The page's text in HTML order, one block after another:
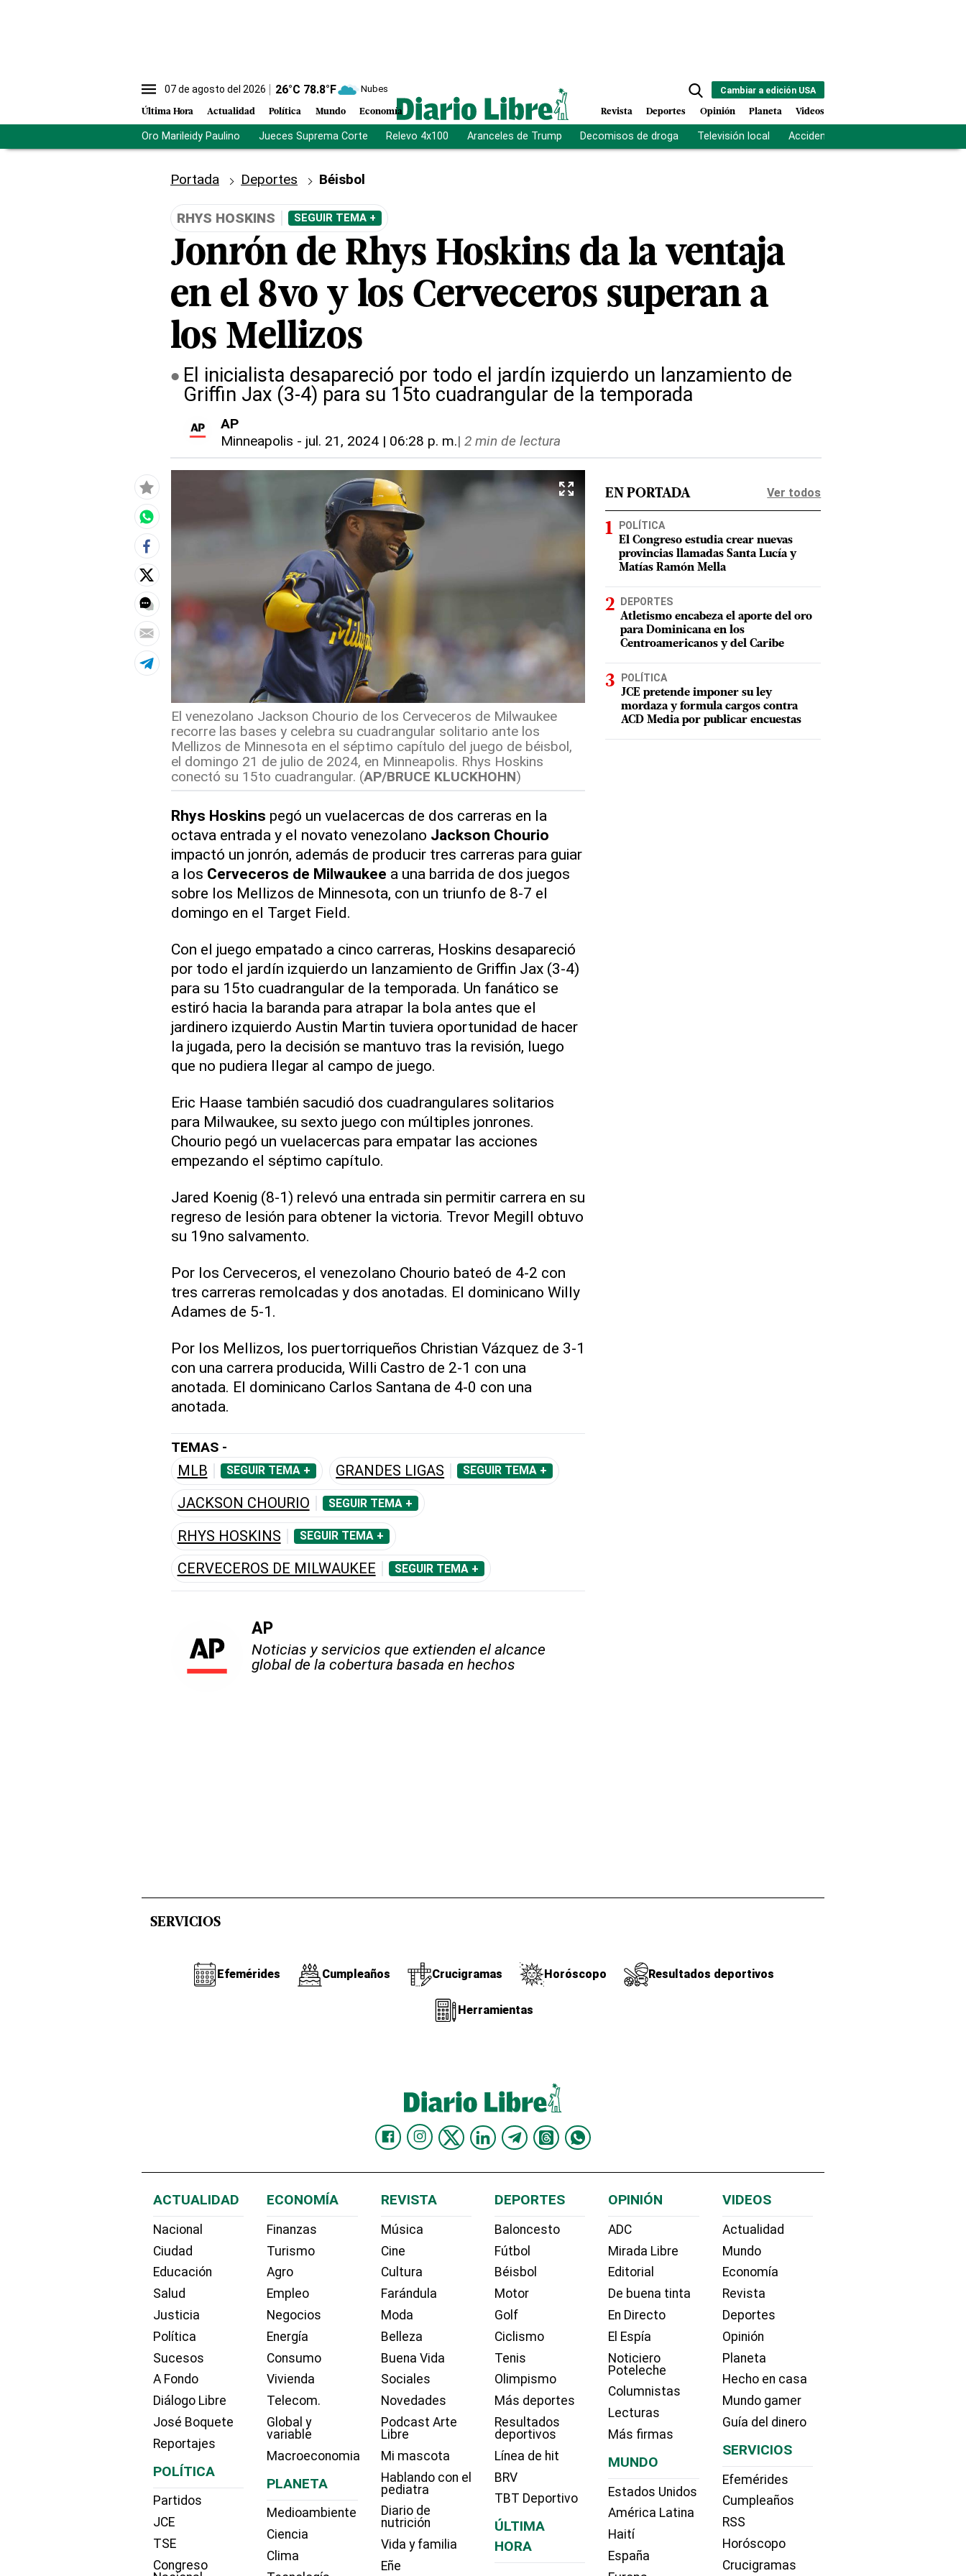
07 de agosto del 2026 26°C 78.8°F Nubes
Última Hora Actualidad Política Mundo Economía
Cambiar a edición USA
Revista Deportes Opinión Planeta Videos
Oro Marileidy Paulino Jueces Suprema Corte Relevo 4x100 Aranceles de Trump Decomisos de droga Televisión local Accidente Los Ríos
Portada Deportes Béisbol
RHYS HOSKINS SEGUIR TEMA +
Jonrón de Rhys Hoskins da la ventaja
en el 8vo y los Cerveceros superan a
los Mellizos
El inicialista desapareció por todo el jardín izquierdo un lanzamiento de
Griffin Jax (3-4) para su 15to cuadrangular de la temporada
AP
Minneapolis - jul. 21, 2024 | 06:28 p. m.| 2 min de lectura
El venezolano Jackson Chourio de los Cerveceros de Milwaukee
recorre las bases y celebra su cuadrangular solitario ante los
Mellizos de Minnesota en el séptimo capítulo del juego de béisbol,
el domingo 21 de julio de 2024, en Minneapolis. Rhys Hoskins
conectó su 15to cuadrangular. (AP/BRUCE KLUCKHOHN)
Rhys Hoskins pegó un vuelacercas de dos carreras en la
octava entrada y el novato venezolano Jackson Chourio
impactó un jonrón, además de producir tres carreras para guiar
a los Cerveceros de Milwaukee a una barrida de dos juegos
sobre los Mellizos de Minnesota, con un triunfo de 8-7 el
domingo en el Target Field.
Con el juego empatado a cinco carreras, Hoskins desapareció
por todo el jardín izquierdo un lanzamiento de Griffin Jax (3-4)
para su 15to cuadrangular de la temporada. Un fanático se
estiró hacia la baranda para atrapar la bola antes que el
jardinero izquierdo Austin Martin tuviera oportunidad de hacer
la jugada, pero la decisión se mantuvo tras la revisión, luego
que no pudiera llegar al campo de juego.
Eric Haase también sacudió dos cuadrangulares solitarios
para Milwaukee, su sexto juego con múltiples jonrones.
Chourio pegó un vuelacercas para empatar las acciones
empezando el séptimo capítulo.
Jared Koenig (8-1) relevó una entrada sin permitir carrera en su
regreso de lesión para obtener la victoria. Trevor Megill obtuvo
su 19no salvamento.
Por los Cerveceros, el venezolano Chourio bateó de 4-2 con
tres carreras remolcadas y dos anotadas. El dominicano Willy
Adames de 5-1.
Por los Mellizos, los puertorriqueños Christian Vázquez de 3-1
con una carrera producida, Willi Castro de 2-1 con una
anotada. El dominicano Carlos Santana de 4-0 con una
anotada.
TEMAS -
MLB SEGUIR TEMA + GRANDES LIGAS SEGUIR TEMA +
JACKSON CHOURIO SEGUIR TEMA +
RHYS HOSKINS SEGUIR TEMA +
CERVECEROS DE MILWAUKEE SEGUIR TEMA +
AP
Noticias y servicios que extienden el alcance
global de la cobertura basada en hechos
EN PORTADA Ver todos
POLÍTICA
El Congreso estudia crear nuevas
provincias llamadas Santa Lucía y
Matías Ramón Mella
DEPORTES
Atletismo encabeza el aporte del oro
para Dominicana en los
Centroamericanos y del Caribe
POLÍTICA
JCE pretende imponer su ley
mordaza y formula cargos contra
ACD Media por publicar encuestas
SERVICIOS
Efemérides Cumpleaños Crucigramas Horóscopo Resultados deportivos
Herramientas
ACTUALIDAD
Nacional
Ciudad
Educación
Salud
Justicia
Política
Sucesos
A Fondo
Diálogo Libre
José Boquete
Reportajes
POLÍTICA
Partidos
JCE
TSE
Congreso
ECONOMÍA
Finanzas
Turismo
Agro
Empleo
Negocios
Energía
Consumo
Vivienda
Telecom.
Global y
variable
Macroeconomia
PLANETA
Medioambiente
Ciencia
Clima
REVISTA
Música
Cine
Cultura
Farándula
Moda
Belleza
Buena Vida
Sociales
Novedades
Podcast Arte
Libre
Mi mascota
Hablando con el
pediatra
Diario de
nutrición
Vida y familia
Eñe
DEPORTES
Baloncesto
Fútbol
Béisbol
Motor
Golf
Ciclismo
Tenis
Olimpismo
Más deportes
Resultados
deportivos
Línea de hit
BRV
TBT Deportivo
ÚLTIMA
HORA
OPINIÓN
ADC
Mirada Libre
Editorial
De buena tinta
En Directo
El Espía
Noticiero
Poteleche
Columnistas
Lecturas
Más firmas
MUNDO
Estados Unidos
América Latina
Haití
España
VIDEOS
Actualidad
Mundo
Economía
Revista
Deportes
Opinión
Planeta
Hecho en casa
Mundo gamer
Guía del dinero
SERVICIOS
Efemérides
Cumpleaños
RSS
Horóscopo
Crucigramas